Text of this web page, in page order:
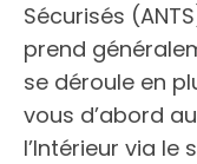
Sécurisés
prend
se déroule en
vous d’abord
l’Intérieur via le